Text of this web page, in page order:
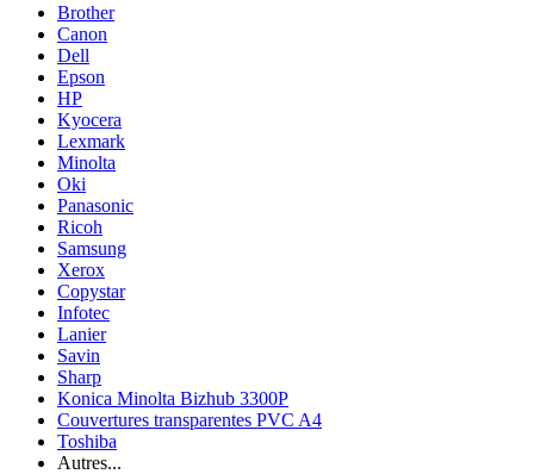
Brother
Canon
Dell
Epson
HP
Kyocera
Lexmark
Minolta
Oki
Panasonic
Ricoh
Samsung
Xerox
Copystar
Infotec
Lanier
Savin
Sharp
Konica Minolta Bizhub 3300P
Couvertures transparentes PVC A4
Toshiba
Autres...